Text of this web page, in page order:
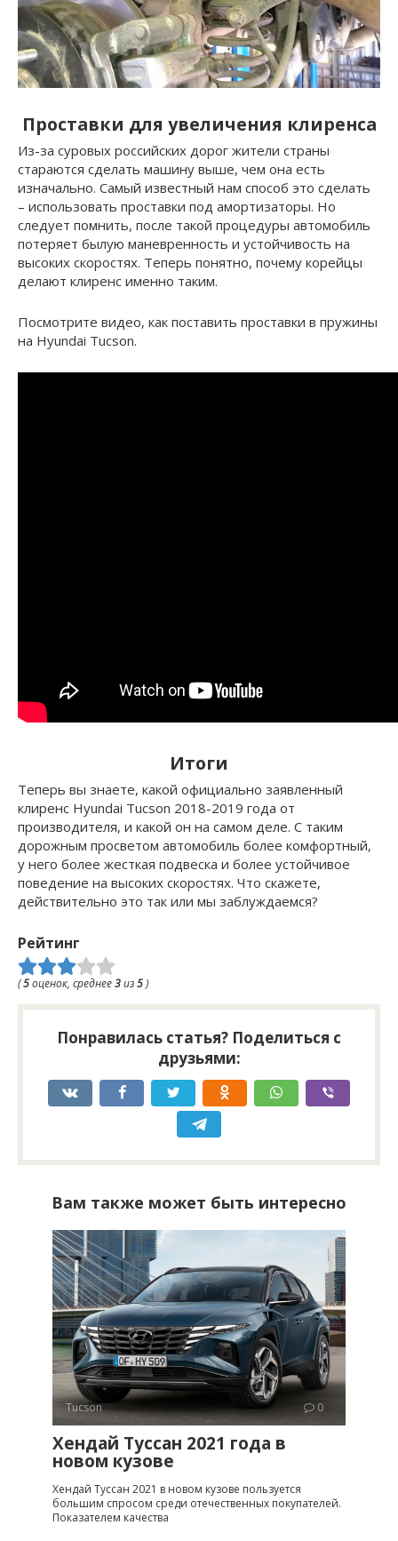
Проставки для увеличения клиренса
Из-за суровых российских дорог жители страны
стараются сделать машину выше, чем она есть
изначально. Самый известный нам способ это сделать
– использовать проставки под амортизаторы. Но
следует помнить, после такой процедуры автомобиль
потеряет былую маневренность и устойчивость на
высоких скоростях. Теперь понятно, почему корейцы
делают клиренс именно таким.
Посмотрите видео, как поставить проставки в пружины
на Hyundai Tucson.
Итоги
Теперь вы знаете, какой официально заявленный
клиренс Hyundai Tucson 2018-2019 года от
производителя, и какой он на самом деле. С таким
дорожным просветом автомобиль более комфортный,
у него более жесткая подвеска и более устойчивое
поведение на высоких скоростях. Что скажете,
действительно это так или мы заблуждаемся?
Рейтинг
(5оценок, среднее3из5)
Понравилась статья? Поделиться с
друзьями:
Вам также может быть интересно
Tucson 0
Хендай Туссан 2021 года в
новом кузове
Хендай Туссан 2021 в новом кузове пользуется
большим спросом среди отечественных покупателей.
Показателем качества